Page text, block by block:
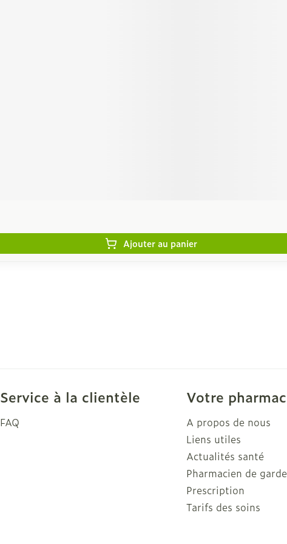
Ajouter au panier
Service à la clientèle
FAQ
Votre
A propos de nous
Liens utiles
Actualités santé
Pharmacien de garde
Prescription
Tarifs des soins